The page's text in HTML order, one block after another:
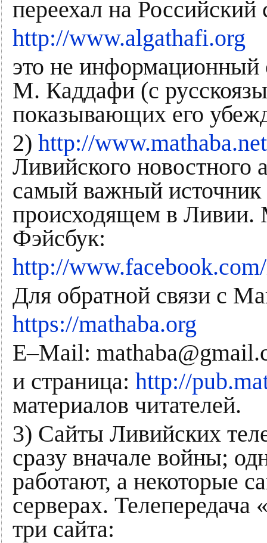
переехал на Российский
http://www.algathafi.org
это не информационный
М. Каддафи (с
показывающих его
2) http://
Ливийского новостного
самый важный
происходящем в Ливии.
Фэйсбук:
http://
Для обратной связи с
https://mathaba.org
E–Mail:
и страница: http://
материалов читателей.
3) Сайты Ливийских
сразу вначале войны;
работают, а некоторые
серверах.
три сайта: